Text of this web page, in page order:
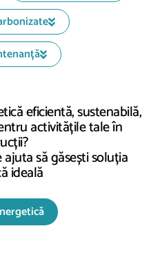
eficientă, sustenabilă,
activitățile tale în
să găsești soluția
ideală